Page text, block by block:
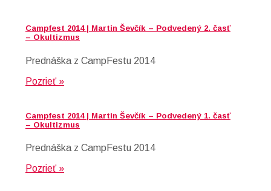
Campfest 2014 | Martin Ševčík – Podvedený 2. časť
– Okultizmus
Prednáška z CampFestu 2014
Pozrieť »
Campfest 2014 | Martin Ševčík – Podvedený 1. časť
– Okultizmus
Prednáška z CampFestu 2014
Pozrieť »